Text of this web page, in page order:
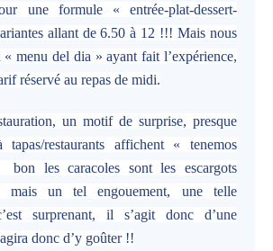
une formule « entrée-plat-dessert-
allant de 6.50 à 12 !!! Mais nous
menu del dia » ayant fait l’expérience,
réservé au repas de midi.
un motif de surprise, presque
restaurants affichent « tenemos
les caracoles sont les escargots
mais un tel engouement, une telle
surprenant, il s’agit donc d’une
donc d’y goûter !!